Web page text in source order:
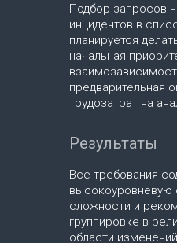
Подбор запросов
инцидентов в
планируется
начальная
предварительная
трудозатрат на
Результаты
Все требования
высокоуровневую
сложности и
группировке в
области